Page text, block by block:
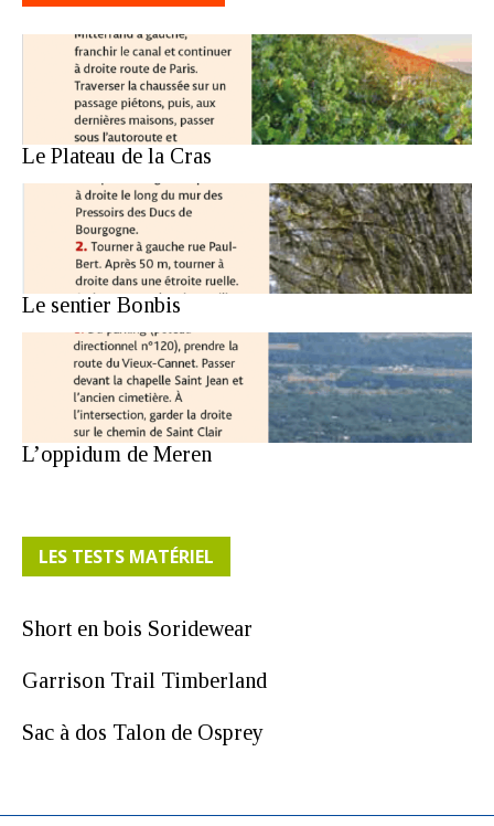
Le Plateau de la Cras
Le sentier Bonbis
L’oppidum de Meren
LES TESTS MATÉRIEL
Short en bois Soridewear
Garrison Trail Timberland
Sac à dos Talon de Osprey